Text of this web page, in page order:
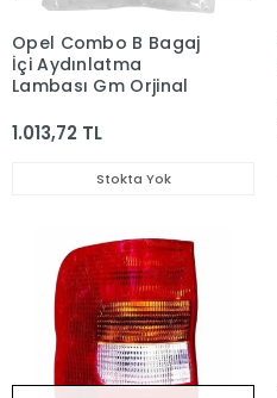
Opel Combo B Bagaj
İçi Aydınlatma
Lambası Gm Orjinal
1.013,72 TL
Stokta Yok